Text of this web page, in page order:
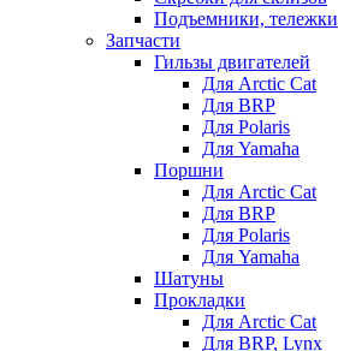
Подъемники, тележки
Запчасти
Гильзы двигателей
Для Arctic Cat
Для BRP
Для Polaris
Для Yamaha
Поршни
Для Arctic Cat
Для BRP
Для Polaris
Для Yamaha
Шатуны
Прокладки
Для Arctic Cat
Для BRP, Lynx